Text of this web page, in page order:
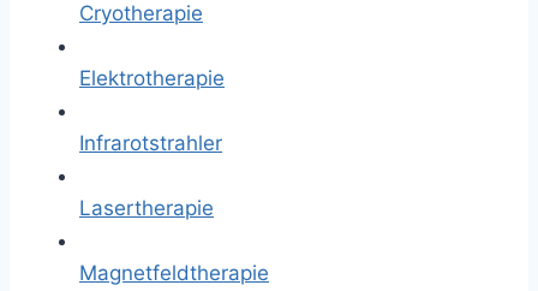
Cryotherapie
Elektrotherapie
Infrarotstrahler
Lasertherapie
Magnetfeldtherapie